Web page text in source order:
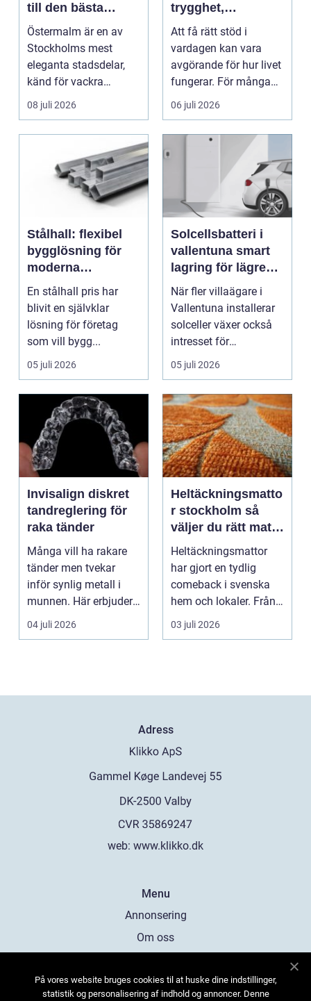
till den bästa
restaurangen på
Östermalm
Östermalm är en av
Stockholms mest
eleganta stadsdelar,
känd för vackra
kvarter,...
08 juli 2026
trygghet,
självbestämmande
och vardag på
egna villkor
Att få rätt stöd i
vardagen kan vara
avgörande för hur livet
fungerar. För många
människor med funkt...
06 juli 2026
Stålhall: flexibel
bygglösning för
moderna
verksamheter
En stålhall pris har
blivit en självklar
lösning för företag
som vill bygg...
05 juli 2026
Solcellsbatteri i
vallentuna smart
lagring för lägre
elkostnader året
runt
När fler villaägare i
Vallentuna installerar
solceller växer också
intresset för
energilagring. Ett ...
05 juli 2026
Invisalign diskret
tandreglering för
raka tänder
Många vill ha rakare
tänder men tvekar
inför synlig metall i
munnen. Här erbjuder
Invisalign ett mod...
04 juli 2026
Heltäckningsmatto
r stockholm så
väljer du rätt matta
för hem och
kontor
Heltäckningsmattor
har gjort en tydlig
comeback i svenska
hem och lokaler. Från
att ha varit starkt ...
03 juli 2026
Adress
web: www.klikko.dk
Menu
Annonsering
Om oss
Kontakta oss
På vores website bruges cookies til at huske dine indstillinger,
statistik og personalisering af indhold og annoncer. Denne